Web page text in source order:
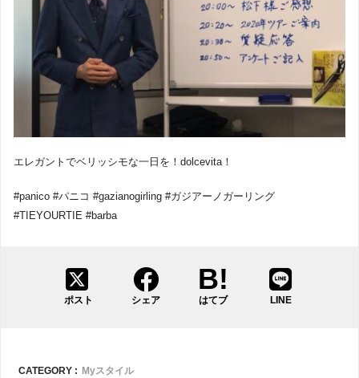
エレガントでベリッシモな一日を！dolcevita！
#panico #パニコ #gazianogirling #ガジアーノガーリング
#TIEYOURTIE #barba
ポスト シェア はてブ LINE
CATEGORY : Myスタイル